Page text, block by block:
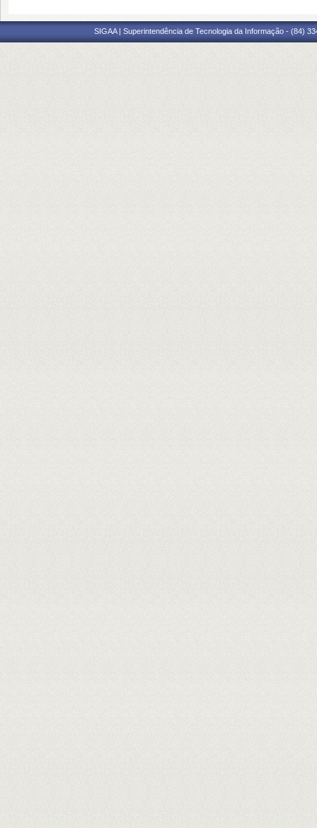
SIGAA | Superintendência de Tecnologia da Informação - (84)